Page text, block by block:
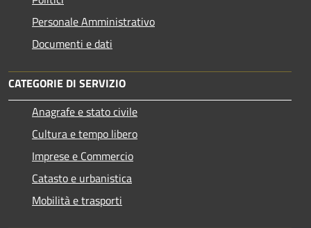
Personale Amministrativo
Documenti e dati
CATEGORIE DI SERVIZIO
Anagrafe e stato civile
Cultura e tempo libero
Imprese e Commercio
Catasto e urbanistica
Mobilità e trasporti